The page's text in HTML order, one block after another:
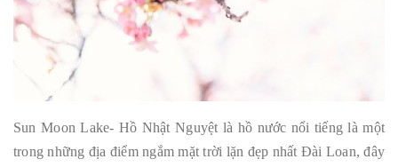
Sun Moon Lake- Hồ Nhật Nguyệt là hồ nước nổi tiếng là một
trong những địa điểm ngắm mặt trời lặn đẹp nhất Đài Loan, đây